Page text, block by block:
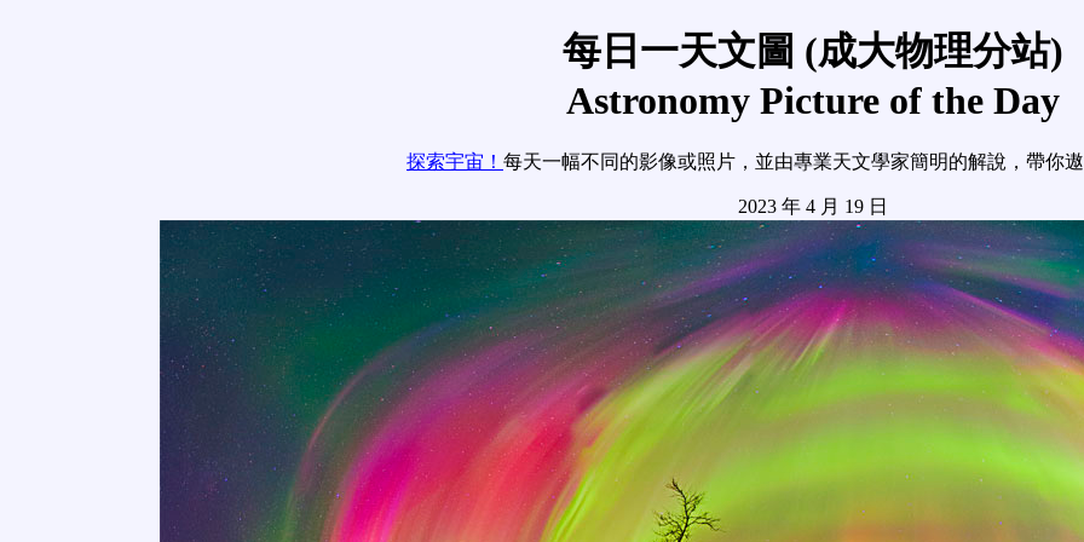
每日一天文圖 (成大物理分站)
Astronomy Picture of the Day
探索宇宙！ 每天一幅不同的影像或照片，並由專業天文學家簡明的解說，帶你
2023 年 4 月 19 日